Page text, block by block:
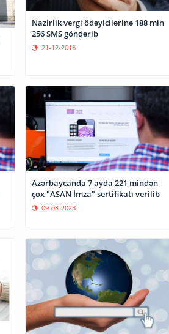
Nazirlik vergi ödəyicilərinə 188 min
256 SMS göndərib
21-12-2016
Azərbaycanda 7 ayda 221 mindən
çox "ASAN İmza" sertifikatı verilib
09-08-2023